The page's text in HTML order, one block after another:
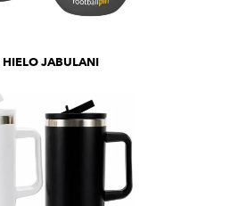
HIELO JABULANI